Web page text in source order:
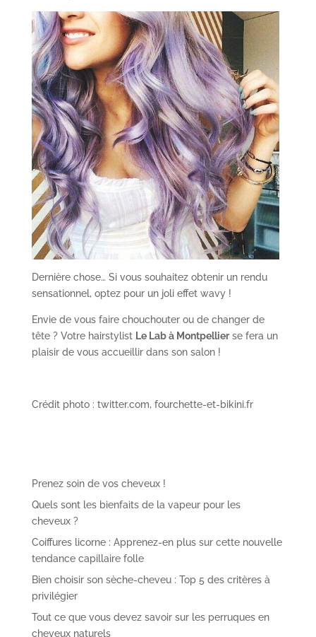
Dernière chose… Si vous souhaitez obtenir un rendu
sensationnel, optez pour un joli effet wavy !
Envie de vous faire chouchouter ou de changer de
tête ? Votre hairstylist Le Lab à Montpellierse fera un
plaisir de vous accueillir dans son salon !
Crédit photo : twitter.com, fourchette-et-bikini.fr
Prenez soin de vos cheveux !
Quels sont les bienfaits de la vapeur pour les
cheveux ?
Coiffures licorne : Apprenez-en plus sur cette nouvelle
tendance capillaire folle
Bien choisir son sèche-cheveu : Top 5 des critères à
privilégier
Tout ce que vous devez savoir sur les perruques en
cheveux naturels